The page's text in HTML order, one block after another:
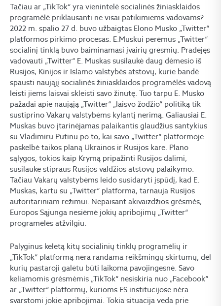
Tačiau ar „TikTok“ yra vienintelė socialinės žiniasklaidos
programėlė priklausanti ne visai patikimiems vadovams?
2022 m. spalio 27 d. buvo užbaigtas Elono Musko „Twitter“
platformos pirkimo procesas. E.Muskui perėmus „Twitter“
socialinį tinklą buvo baiminamasi įvairių grėsmių. Pradėjęs
vadovauti „Twitter“ E. Muskas susilaukė daug dėmesio iš
Rusijos, Kinijos ir Islamo valstybės atstovų, kurie bandė
spausti naująjį socialinės žiniasklaidos programėlės vadovą
leisti jiems laisvai skleisti savo žinutę. Tuo tarpu E. Musko
pažadai apie naująją „Twitter“ „laisvo žodžio“ politiką tik
sustiprino Vakarų valstybėms kylantį nerimą. Galiausiai E.
Muskas buvo įtarinėjamas palaikantis glaudžius santykius
su Vladimiru Putinu po to, kai savo „Twitter“ platformoje
paskelbė taikos planą Ukrainos ir Rusijos kare. Plano
sąlygos, tokios kaip Krymą pripažinti Rusijos dalimi,
susilaukė stipraus Rusijos valdžios atstovų palaikymo.
Tačiau Vakarų valstybėms leido susidaryti įspūdį, kad E.
Muskas, kartu su „Twitter“ platforma, tarnauja Rusijos
autoritariniam režimui. Nepaisant akivaizdžios grėsmės,
Europos Sąjunga nesiėmė jokių apribojimų „Twitter“
programėlės atžvilgiu.
Palyginus keletą kitų socialinių tinklų programėlių ir
„TikTok“ platformą nėra randama reikšmingų skirtumų, dėl
kurių pastaroji galėtu būti laikoma pavojingesnė. Savo
keliamomis grėsmėmis „TikTok“ nesiskiria nuo „Facebook“
ar „Twitter“ platformų, kurioms ES institucijose nėra
svarstomi jokie apribojimai. Tokia situacija veda prie